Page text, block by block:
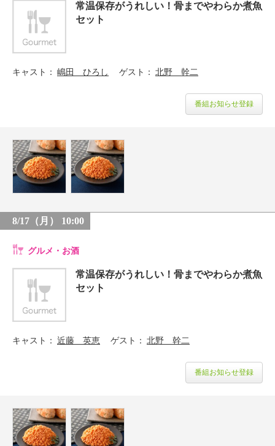
常温保存がうれしい！骨までやわらか煮魚
セット
キャスト 嶋田 ひろし ゲスト 北野 幹二
番組お知らせ登録
8/17（月） 10:00
グルメ・お酒
常温保存がうれしい！骨までやわらか煮魚
セット
キャスト 近藤 英恵 ゲスト 北野 幹二
番組お知らせ登録